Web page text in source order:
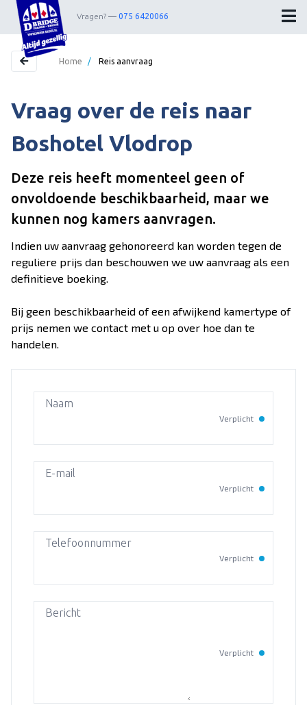
Vragen? 075 6420066
Home
Bestemmingen
Webshop
Nieuwsbrief
Contact
Wedstrijdleiders
Over Dekker-Bridge
Home / Reis aanvraag
Vraag over de reis naar
Boshotel Vlodrop
Deze reis heeft momenteel geen of
onvoldoende beschikbaarheid, maar we
kunnen nog kamers aanvragen.
Indien uw aanvraag gehonoreerd kan worden tegen de
reguliere prijs dan beschouwen we uw aanvraag als een
definitieve boeking.
Bij geen beschikbaarheid of een afwijkend kamertype of
prijs nemen we contact met u op over hoe dan te
handelen.
Naam
Verplicht
E-mail
Verplicht
Telefoonnummer
Verplicht
Bericht
Verplicht